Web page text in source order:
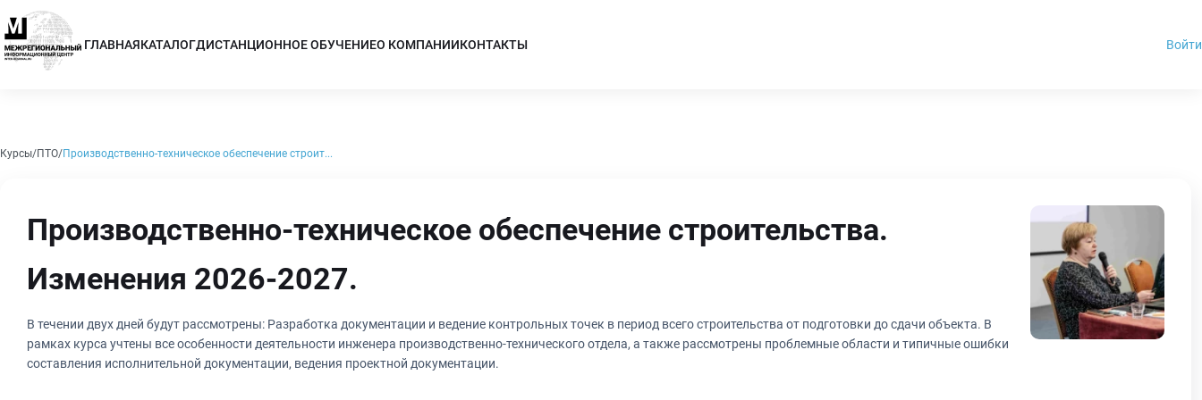
ГЛАВНАЯКАТАЛОГДИСТАНЦИОННОЕ ОБУЧЕНИЕО КОМПАНИИКОНТАКТЫ Войти
Курсы ПТО Производственно-техническое обеспечение строит...
Производственно-техническое обеспечение строительства.
Изменения 2026-2027.
В течении двух дней будут рассмотрены: Разработка документации и ведение контрольных точек в период всего строительства от подготовки до сдачи объекта. В
рамках курса учтены все особенности деятельности инженера производственно-технического отдела, а также рассмотрены проблемные области и типичные ошибки
составления исполнительной документации, ведения проектной документации.